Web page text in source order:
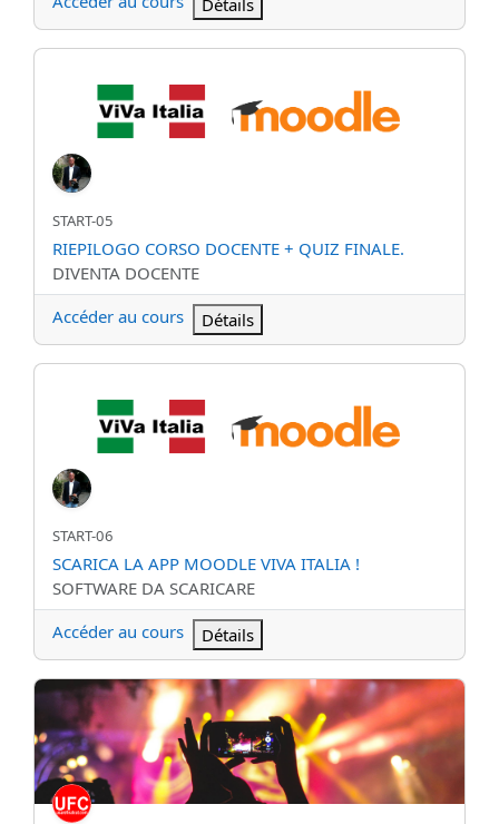
RIEPILOGO CORSO DOCENTE + QUIZ FINALE.
Nom abrégé du cours
START-05
Nom du cours
RIEPILOGO CORSO DOCENTE + QUIZ FINALE.
Catégorie de cours
DIVENTA DOCENTE
Accéder au cours
Détails
SCARICA LA APP MOODLE VIVA ITALIA !
Nom abrégé du cours
START-06
Nom du cours
SCARICA LA APP MOODLE VIVA ITALIA !
Catégorie de cours
SOFTWARE DA SCARICARE
Accéder au cours
Détails
APPLE FINAL CUT PRO X - INTRODUZIONE